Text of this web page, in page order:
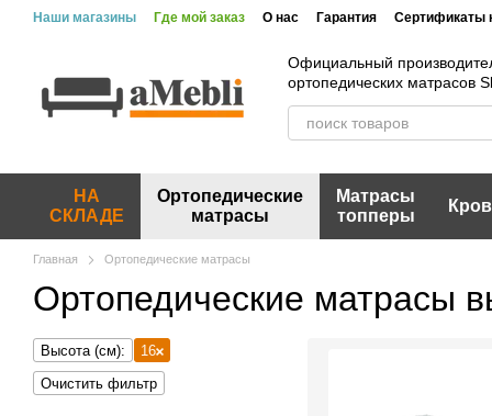
Перейти к основному контенту
Наши магазины Где мой заказ О нас Гарантия Сертификаты
Официальный
ортопедических матрасов
НА
СКЛАДЕ
Ортопедические
матрасы
Матрасы
топперы
Главная Ортопедические матрасы
Ортопедические матрасы
Высота (см):
16
Очистить фильтр